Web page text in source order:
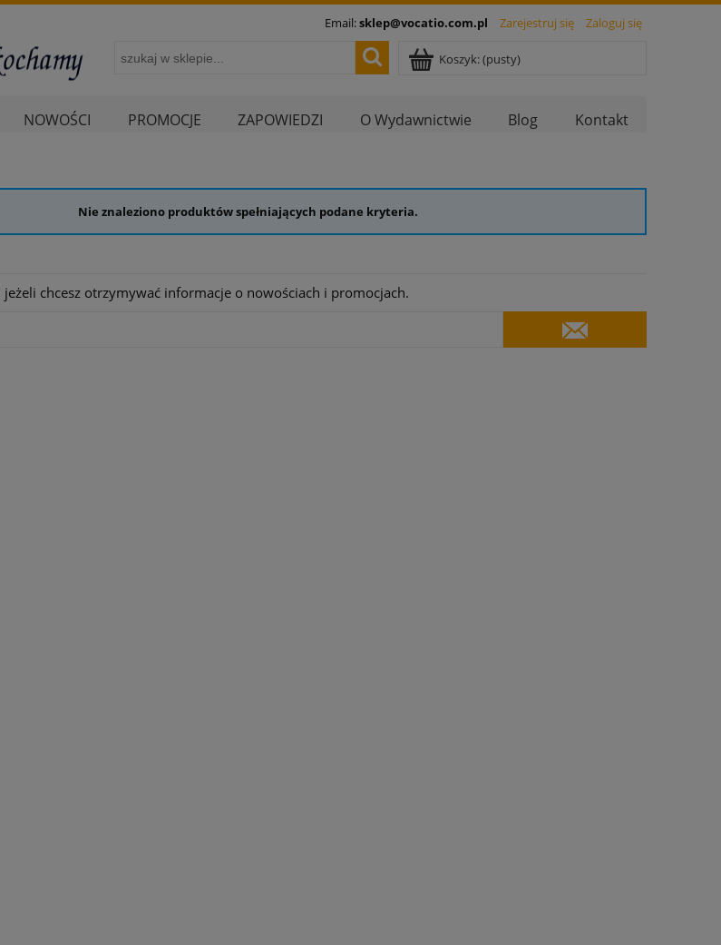
Email:sklep@vocatio.com.pl Zarejestruj się Zaloguj się
Koszyk:(pusty)
NOWOŚCI PROMOCJE ZAPOWIEDZI O Wydawnictwie Blog Kontakt
Nie znaleziono produktów spełniających podane kryteria.
chcesz otrzymywać informacje o nowościach i promocjach.